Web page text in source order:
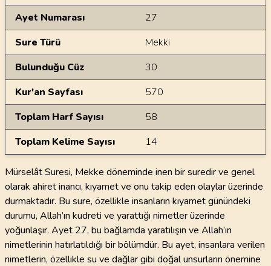
Ayet Numarası
27
Sure Türü
Mekki
Bulunduğu Cüz
30
Kur'an Sayfası
570
Toplam Harf Sayısı
58
Toplam Kelime Sayısı
14
Mürselât Suresi, Mekke döneminde inen bir suredir ve genel
olarak ahiret inancı, kıyamet ve onu takip eden olaylar üzerinde
durmaktadır. Bu sure, özellikle insanların kıyamet günündeki
durumu, Allah’ın kudreti ve yarattığı nimetler üzerinde
yoğunlaşır. Ayet 27, bu bağlamda yaratılışın ve Allah’ın
nimetlerinin hatırlatıldığı bir bölümdür. Bu ayet, insanlara verilen
nimetlerin, özellikle su ve dağlar gibi doğal unsurların önemine